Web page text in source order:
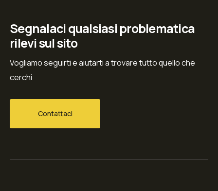
Segnalaci qualsiasi problematica
rilevi sul sito
Vogliamo seguirti e aiutarti a trovare tutto quello che
cerchi
Contattaci